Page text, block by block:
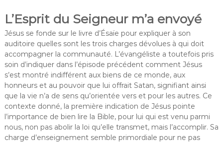
L’Esprit du Seigneur m’a envoyé
Jésus se fonde sur le livre d’Ésaïe pour expliquer à son
auditoire quelles sont les trois charges dévolues à qui doit
accompagner la communauté. L’évangéliste a toutefois pris
soin d’indiquer dans l’épisode précédent comment Jésus
s’est montré indifférent aux biens de ce monde, aux
honneurs et au pouvoir que lui offrait Satan, signifiant ainsi
que la vie n’a de sens qu’orientée vers et pour les autres. Ce
contexte donné, la première indication de Jésus pointe
l’importance de bien lire la Bible, pour lui qui est venu parmi
nous, non pas abolir la loi qu’elle transmet, mais l’accomplir. Sa
charge d’enseignement semble primordiale pour ne pas